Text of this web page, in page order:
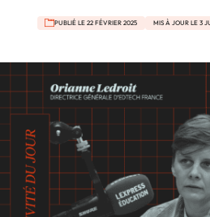
PUBLIÉ LE 22 FÉVRIER 2025 MIS À JOUR LE 3